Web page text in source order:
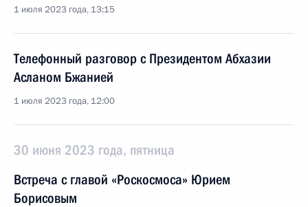
1 июля 2023 года, 13:15
Телефонный разговор с Президентом Абхазии
Асланом Бжанией
1 июля 2023 года, 12:00
30 июня 2023 года, пятница
Встреча с главой «Роскосмоса» Юрием
Борисовым